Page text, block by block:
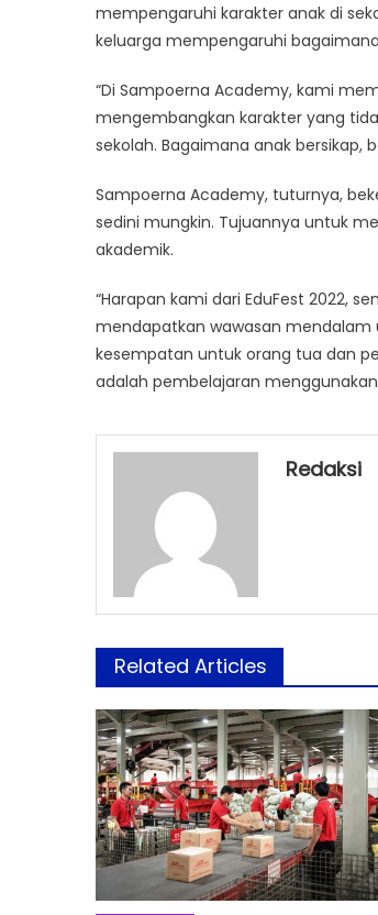
mempengaruhi karakter anak di
keluarga mempengaruhi
“Di Sampoerna Academy, kami
mengembangkan karakter yang
sekolah. Bagaimana anak bersikap,
Sampoerna Academy, tuturnya,
sedini mungkin. Tujuannya untuk
akademik.
“Harapan kami dari EduFest 2022,
mendapatkan wawasan
kesempatan untuk orang tua dan
adalah pembelajaran
Redaksi
Related Articles